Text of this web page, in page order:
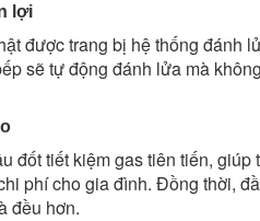
lợi
được trang bị hệ thống đánh
sẽ tự động đánh lửa mà
đốt tiết kiệm gas tiên tiến, giúp
phí cho gia đình. Đồng thời,
đều hơn.